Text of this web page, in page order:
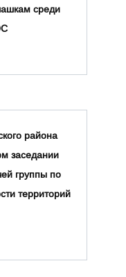
среди
района
заседании
группы по
территорий